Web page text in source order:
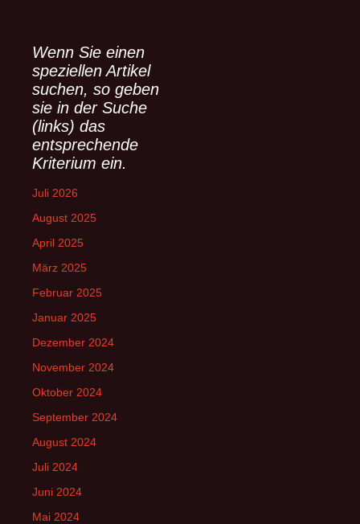
n
n
a
c
h
:
Wenn Sie einen
speziellen Artikel
suchen, so geben
sie in der Suche
(links) das
entsprechende
Kriterium ein.
Juli 2026
August 2025
April 2025
März 2025
Februar 2025
Januar 2025
Dezember 2024
November 2024
Oktober 2024
September 2024
August 2024
Juli 2024
Juni 2024
Mai 2024